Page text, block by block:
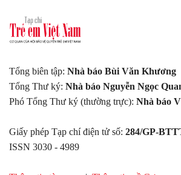
Tổng biên tập: Nhà báo Bùi Văn Khương
Tổng Thư ký: Nhà báo Nguyễn Ngọc
Phó Tổng Thư ký (thường trực): Nhà báo
Giấy phép Tạp chí điện tử số: 284/GP-
ISSN 3030 - 4989